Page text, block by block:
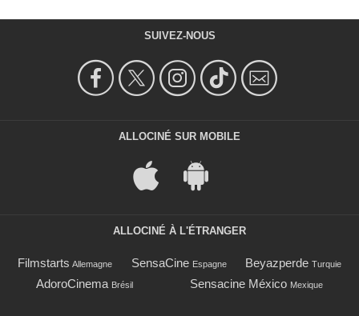
SUIVEZ-NOUS
ALLOCINÉ SUR MOBILE
ALLOCINÉ À L'ÉTRANGER
Filmstarts Allemagne SensaCine Espagne Beyazperde Turquie
AdoroCinema Brésil Sensacine México Mexique